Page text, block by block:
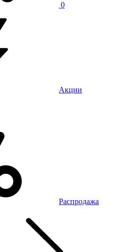
0
Акции
Распродажа